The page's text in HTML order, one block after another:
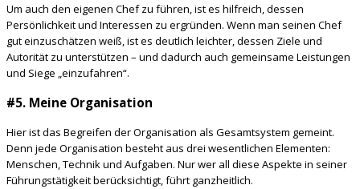
Um auch den eigenen Chef zu führen, ist es hilfreich, dessen
Persönlichkeit und Interessen zu ergründen. Wenn man seinen Chef
gut einzuschätzen weiß, ist es deutlich leichter, dessen Ziele und
Autorität zu unterstützen – und dadurch auch gemeinsame Leistungen
und Siege „einzufahren“.
#5. Meine Organisation
Hier ist das Begreifen der Organisation als Gesamtsystem gemeint.
Denn jede Organisation besteht aus drei wesentlichen Elementen:
Menschen, Technik und Aufgaben. Nur wer all diese Aspekte in seiner
Führungstätigkeit berücksichtigt, führt ganzheitlich.